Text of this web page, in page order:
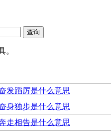
。
发蹈厉是什么意思
身独步是什么意思
走相告是什么意思